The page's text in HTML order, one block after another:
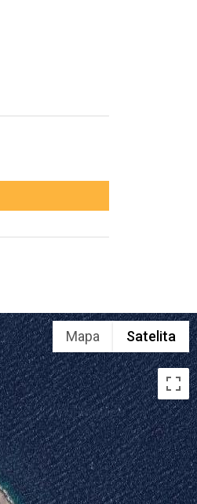
Mapa Satelita